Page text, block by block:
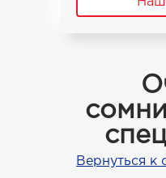
Вернуться к